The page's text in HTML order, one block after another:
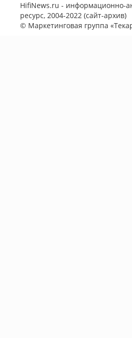
HifiNews.ru - информационно-
ресурс, 2004-2022 (сайт-архив)
© Маркетинговая группа